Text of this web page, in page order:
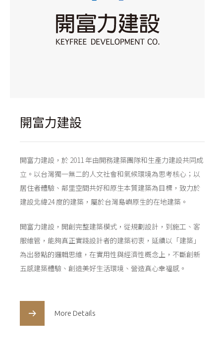
開富力建設
開富力建設，於 2011 年由開務建築團隊和生產力建設共同成
立。以台灣獨一無二的人文社會和氣候環境為思考核心；以
居住者體驗、鄰里空間共好和原生本質建築為目標，致力於
建設北緯24 度的建築，屬於台灣島嶼原生的在地建築。
開富力建設，開創完整建築模式，從規劃設計，到施工、客
服維管，能夠真正實踐設計者的建築初衷，延續以「建築」
為出發點的邏輯思維，在實用性與經濟性概念上，不斷創新
五感建築體驗、創造美好生活環境、營造真心幸福感。
More Details